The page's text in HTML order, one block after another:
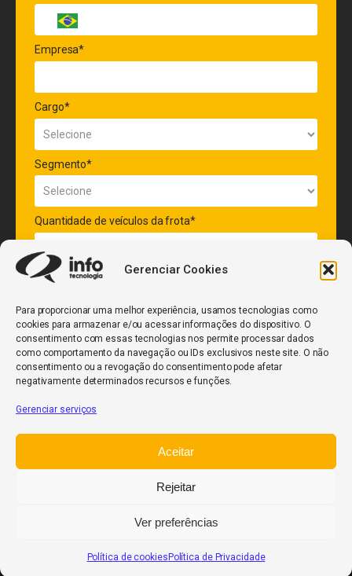
Gerenciar Cookies
Para proporcionar uma melhor experiência, usamos tecnologias como
cookies para armazenar e/ou acessar informações do dispositivo. O
consentimento com essas tecnologias nos permite processar dados
como comportamento da navegação ou IDs exclusivos neste site. O não
consentimento ou a revogação do consentimento pode afetar
negativamente determinados recursos e funções.
Gerenciar serviços
Aceitar
Rejeitar
Ver preferências
Política de cookies Política de Privacidade
Empresa*
Cargo*
Segmento*
Quantidade de veículos da frota*
InfoCore
Relatório de Transparência Salarial
Trabalhe Conosco
POWERED BY